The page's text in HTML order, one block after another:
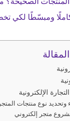
ومبسّطًا لكي
الإلكترونية
وتحديد نوع منتجات المتجر
متجر إلكتروني